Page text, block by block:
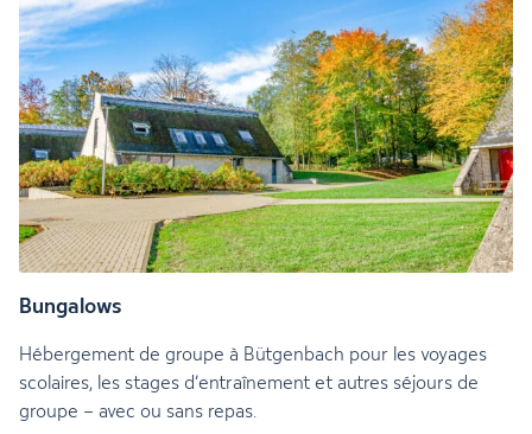
Bungalows
Hébergement de groupe à Bütgenbach pour les voyages
scolaires, les stages d’entraînement et autres séjours de
groupe – avec ou sans repas.